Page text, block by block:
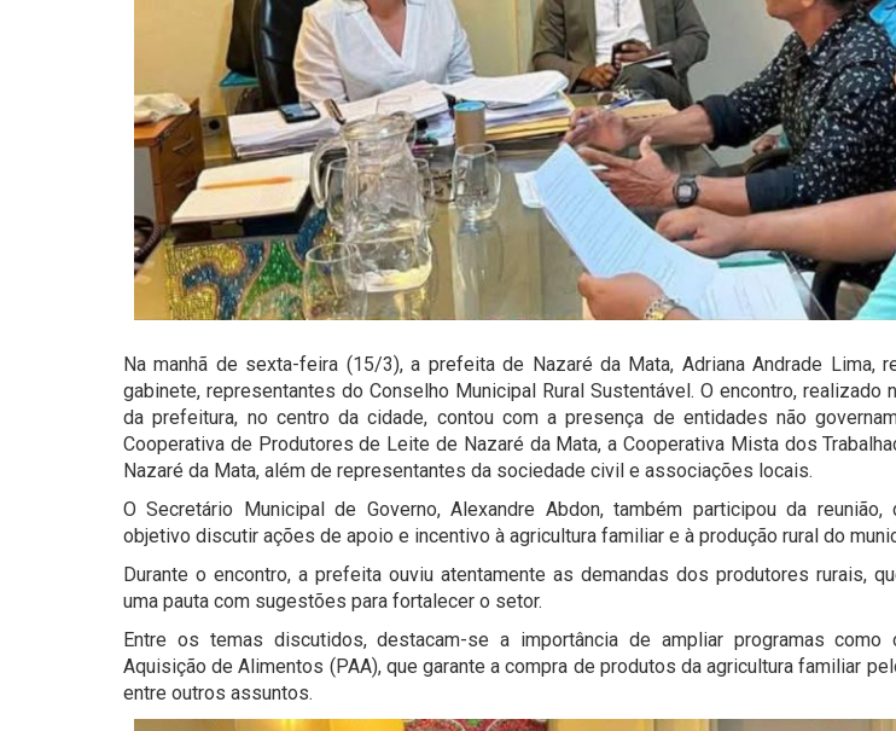
Na manhã de sexta-feira (15/3), a prefeita de Nazaré da Mata, Adriana Andrade Lima,
gabinete, representantes do Conselho Municipal Rural Sustentável. O encontro, realizado
da prefeitura, no centro da cidade, contou com a presença de entidades não
Cooperativa de Produtores de Leite de Nazaré da Mata, a Cooperativa Mista dos
Nazaré da Mata, além de representantes da sociedade civil e associações locais.
O Secretário Municipal de Governo, Alexandre Abdon, também participou da
objetivo discutir ações de apoio e incentivo à agricultura familiar e à produção rural do
Durante o encontro, a prefeita ouviu atentamente as demandas dos produtores rurais,
uma pauta com sugestões para fortalecer o setor.
Entre os temas discutidos, destacam-se a importância de ampliar programas como
Aquisição de Alimentos (PAA), que garante a compra de produtos da agricultura familiar
entre outros assuntos.